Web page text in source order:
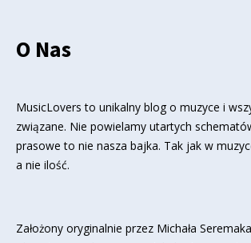
O Nas
MusicLovers to unikalny blog o muzyce i
związane. Nie powielamy utartych
prasowe to nie nasza bajka. Tak jak w
a nie ilość.
Założony oryginalnie przez Michała